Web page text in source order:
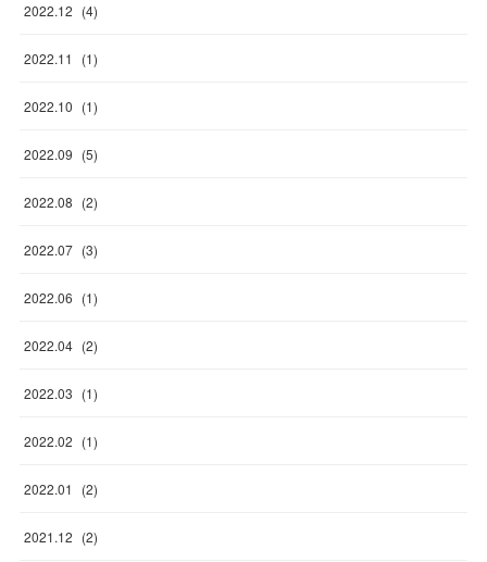
2022.12 (4)
2022.11 (1)
2022.10 (1)
2022.09 (5)
2022.08 (2)
2022.07 (3)
2022.06 (1)
2022.04 (2)
2022.03 (1)
2022.02 (1)
2022.01 (2)
2021.12 (2)